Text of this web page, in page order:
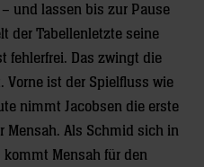
und lassen bis zur Pause
der Tabellenletzte seine
fehlerfrei. Das zwingt die
Vorne ist der Spielfluss wie
nimmt Jacobsen die erste
Mensah. Als Schmid sich in
Mensah für den